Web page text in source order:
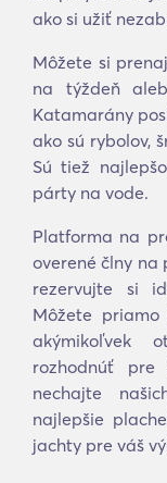
ako si užiť
Môžete si
na týždeň
Katamarány
ako sú rybolov,
Sú tiež
párty na vode.
Platforma na
overené člny na
rezervujte si
Môžete
akýmikoľvek
rozhodnúť pre
nechajte
najlepšie
jachty pre váš